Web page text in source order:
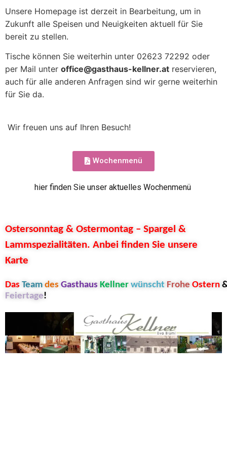
Unsere Homepage ist derzeit in Bearbeitung, um in
Zukunft alle Speisen und Neuigkeiten aktuell für Sie
bereit zu stellen.
Tische können Sie weiterhin unter 02623 72292 oder
per Mail unter office@gasthaus-kellner.at reservieren,
auch für alle anderen Anfragen sind wir gerne weiterhin
für Sie da.
Wir freuen uns auf Ihren Besuch!
Wochenmenü
hier finden Sie unser aktuelles Wochenmenü
Ostersonntag & Ostermontag – Spargel &
Lammspezialitäten. Anbei finden Sie unsere
Karte
Das Team des Gasthaus Kellner wünscht Frohe Ostern
Feiertage!